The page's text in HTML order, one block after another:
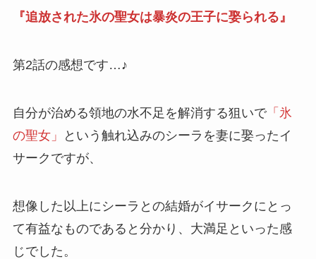
『追放された氷の聖女は暴炎の王子に娶られる』
第2話の感想です…♪
自分が治める領地の水不足を解消する狙いで「氷
の聖女」
という触れ込みのシーラを妻に娶ったイ
サークですが、
想像した以上にシーラとの結婚がイサークにとっ
て有益なものであると分かり、大満足といった感
じでした。